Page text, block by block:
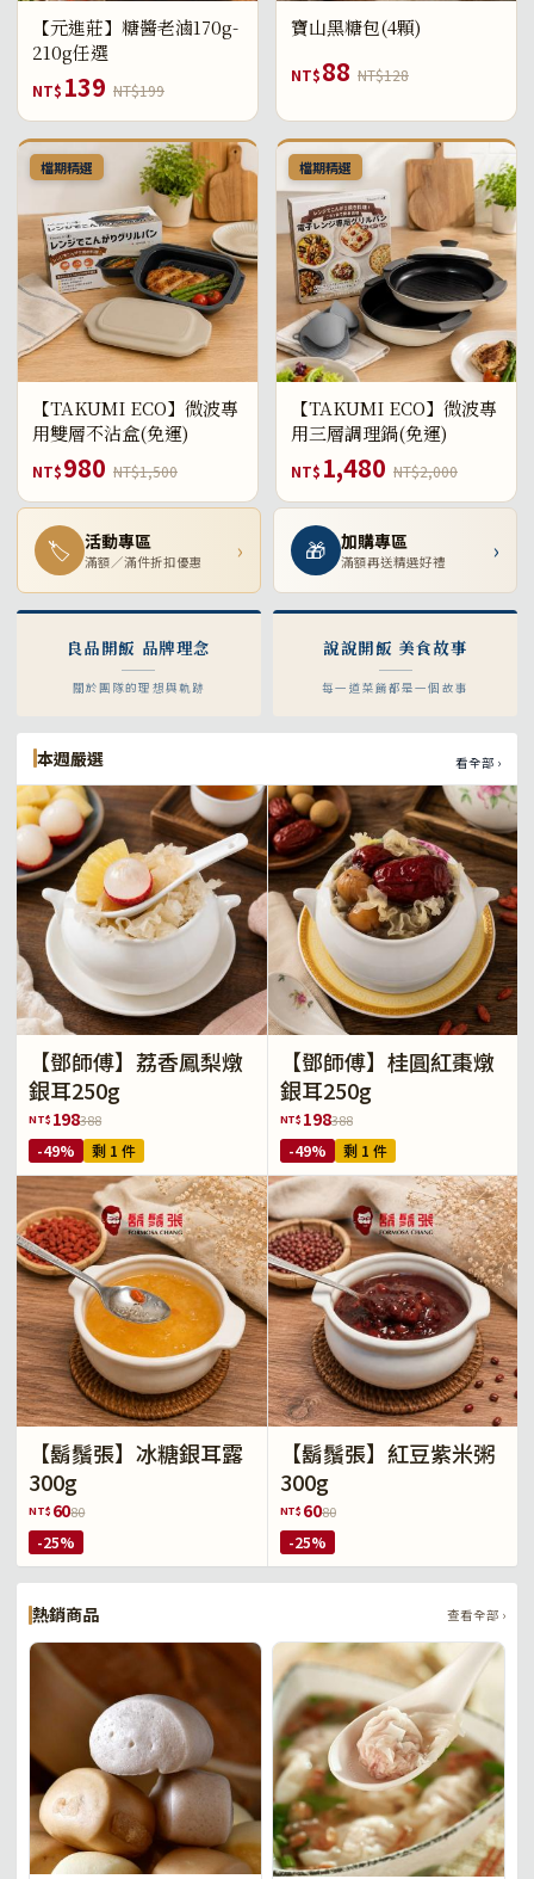
【元進莊】糖醬老滷170g-
210g任選
NT$ 139 NT$199
寶山黑糖包(4顆)
NT$88 NT$128
檔期精選
【TAKUMI ECO】微波專
用雙層不沾盒(免運)
NT$980 NT$1,500
檔期精選
【TAKUMI ECO】微波專
用三層調理鍋(免運)
NT$ 1,480 NT$2,000
🏷 活動專區
滿額／滿件折扣優惠 › 🎁 加購專區
滿額再送精選好禮 ›
良品開飯 品牌理念
關於團隊的理想與軌跡
說說開飯 美食故事
每一道菜餚都是一個故事
本週嚴選 看全部 ›
【鄧師傅】荔香鳳梨燉
銀耳250g
NT$ 198388
-49% 剩 1 件
【鄧師傅】桂圓紅棗燉
銀耳250g
NT$ 198388
-49% 剩 1 件
【鬍鬚張】冰糖銀耳露
300g
NT$ 6080
-25%
【鬍鬚張】紅豆紫米粥
300g
NT$ 6080
-25%
熱銷商品 查看全部 ›